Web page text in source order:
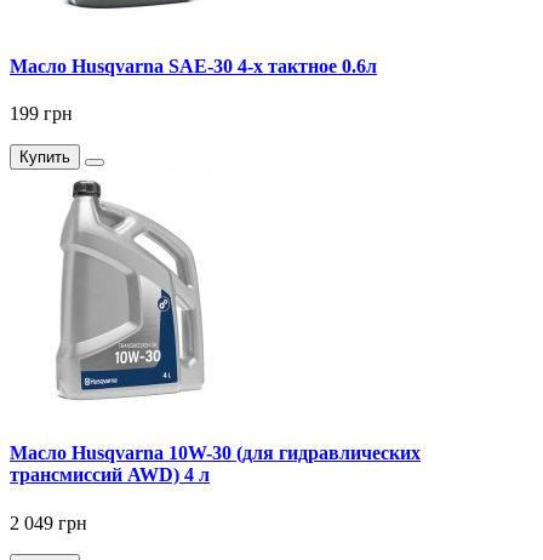
Масло Husqvarna SAE-30 4-х тактное 0.6л
199 грн
Купить
Масло Husqvarna 10W-30 (для гидравлических
трансмиссий AWD) 4 л
2 049 грн